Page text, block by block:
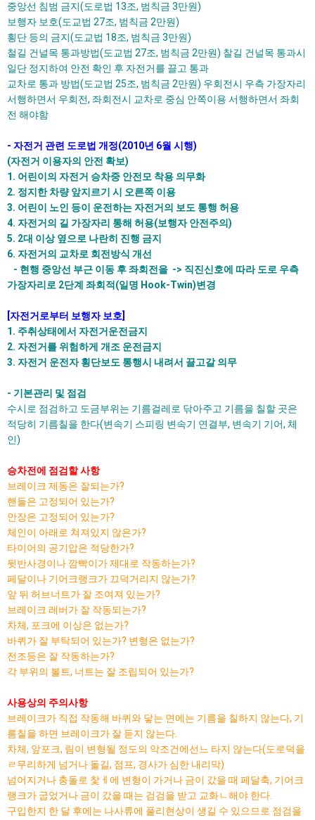
중앙선 침범 금지(도로법 13조, 범칙금 3만원)
보행자 보호(도교법 27조, 범칙금 2만원)
횡단 등의 금지(도교법 18조, 범칙금 3만원)
철길 건널목 통과방법(도교법 27조, 범칙금 2만원) 찰길 건널목 통과시
일단 정지하여 안전 확인 후 자전거를 끌고 통과
교차로 통과 방법(도교법 25조, 범칙금 2만원) 우회전시 우측 가장자리
서행하면서 우회전, 좌회전시 교차로 중심 안쪽이용 서행하면서 좌회
전 해야함
- 자전거 관련 도로법 개정(2010년 6월 시행)
(자전거 이용자의 안전 확보)
1. 어린이의 자전거 승차중 안전모 착용 의무화
2. 정지한 차량 앞지르기 시 오른쪽 이용
3. 어린이 노인 등이 운전하는 자전거의 보도 통행 허용
4. 자전거의 길 가장자리 통해 허용(보행자 안전주의)
5. 2대 이상 옆으로 나란히 진행 금지
6. 자전거의 교차로 회전방식 개선
- 현행 중앙선 부근 이동 후 좌회전을 -> 직진신호에 따라 도로 우측
가장자리로 2단계 좌회적(일명 Hook-Twin)변경
[자전거로부터 보행자 보호]
1. 주취상태에서 자전거운전금지
2. 자전거를 위험하게 개조 운전금지
3. 자전거 운전자 횡단보도 통행시 내려서 끌고갈 의무
- 기본관리 및 점검
수시로 점검하고 도금부위는 기름걸레로 닦아주고 기름을 칠할 곳은
적당히 기름칠을 한다(변속기 스피링 변속기 연결부, 변속기 기어, 체
인)
승차전에 점검할 사항
브레이크 제동은 잘되는가?
핸들은 고정되어 있는가?
안장은 고정되어 있는가?
체인이 아래로 쳐져있지 않은가?
타이어의 공기압은 적당한가?
뒷반사경이나 깜빡이가 제대로 작동하는가?
페달이나 기어크랭크가 끄덕거리지 않는가?
앞 뒤 허브너트가 잘 조여져 있는가?
브레이크 레버가 잘 작동되는가?
차체, 포크에 이상은 없는가?
바퀴가 잘 부탁되어 있는가? 변형은 없는가?
전조등은 잘 작동하는가?
각 부위의 볼트, 너트는 잘 조립되어 있는가?
사용상의 주의사항
브레이크가 직접 작동해 바퀴와 닿는 면에는 기름을 칠하지 않는다, 기
름칠을 하면 브레이크가 잘 듣지 않는다.
차체, 앞포크, 림이 변형될 정도의 악조건에선느 타지 않는다(도로덕을
ㄹ무리하게 넘거나 돌길, 점프, 경사가 심한 내리막)
넘어지거나 충돌로 찿ㅔ에 변형이 가거나 금이 갔을 때 페달축, 기어크
랭크가 굽었거나 금이 갔을 때는 검검을 받고 교화ㄴ해야 한다.
구입한지 한 달 후에는 나사류에 풀리현상이 생길 수 있으므로 점검을